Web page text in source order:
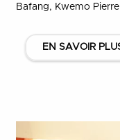
Bafang, Kwemo
EN SAVOIR